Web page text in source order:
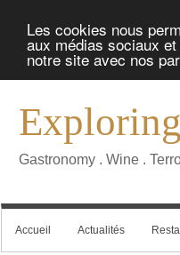
Les cookies nous
aux médias sociaux
notre site avec nos
Gastronomy . Wine .
Accueil Actualités